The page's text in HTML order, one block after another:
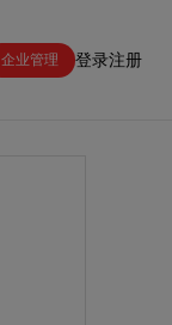
企业管理 登录注册